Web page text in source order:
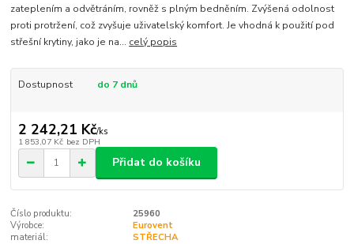
zateplením a odvětráním, rovněž s plným bedněním. Zvýšená odolnost
proti protržení, což zvyšuje uživatelský komfort. Je vhodná k použití pod
střešní krytiny, jako je na... celý popis
Dostupnost do 7 dnů
2 242,21 Kč/ks
1 853,07 Kč bez DPH
Přidat do košíku
Číslo produktu:
25960
Výrobce:
Eurovent
materiál:
STŘECHA